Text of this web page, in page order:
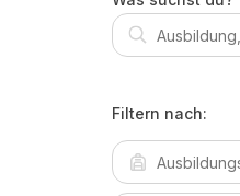
Filtern nach: